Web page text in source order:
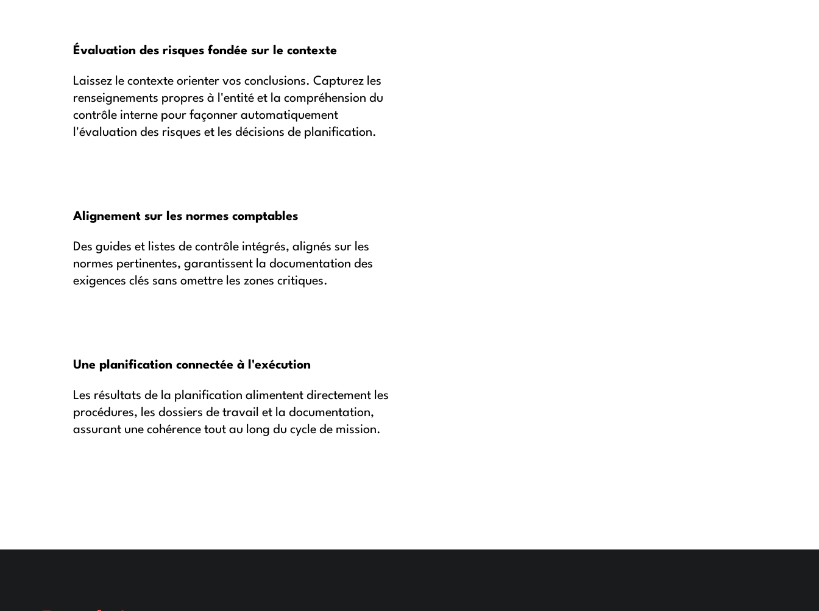
Évaluation des risques fondée sur le contexte
Laissez le contexte orienter vos conclusions. Capturez les
renseignements propres à l'entité et la compréhension du
contrôle interne pour façonner automatiquement
l'évaluation des risques et les décisions de planification.
Alignement sur les normes comptables
Des guides et listes de contrôle intégrés, alignés sur les
normes pertinentes, garantissent la documentation des
exigences clés sans omettre les zones critiques.
Une planification connectée à l'exécution
Les résultats de la planification alimentent directement les
procédures, les dossiers de travail et la documentation,
assurant une cohérence tout au long du cycle de mission.